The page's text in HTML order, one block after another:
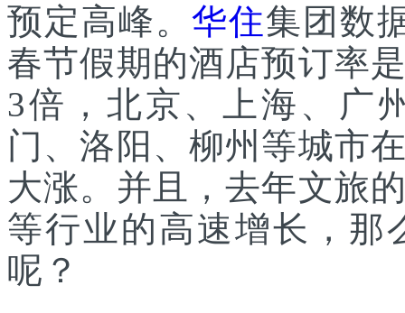
预定高峰。华住集团数
春节假期的酒店预订率
3倍，北京、上海、广
门、洛阳、柳州等城市
大涨。并且，去年文旅
等行业的高速增长，那
呢？